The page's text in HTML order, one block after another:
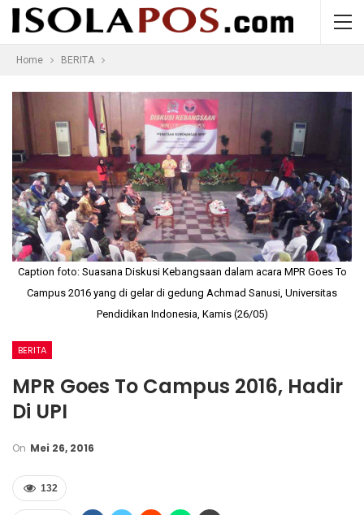
Home BERITA
Caption foto: Suasana Diskusi Kebangsaan dalam acara MPR Goes To
Campus 2016 yang di gelar di gedung Achmad Sanusi, Universitas
Pendidikan Indonesia, Kamis (26/05)
BERITA
MPR Goes To Campus 2016, Hadir
Di UPI
On Mei 26, 2016
132